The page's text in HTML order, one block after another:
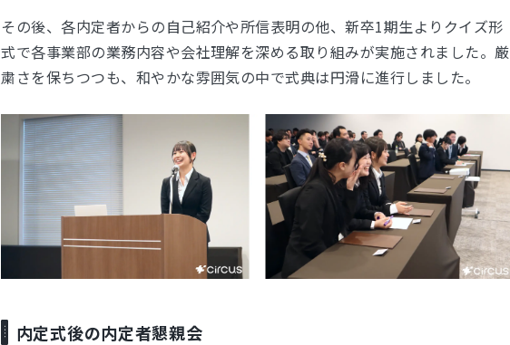
その後、各内定者からの自己紹介や所信表明の他、新卒1期生よりクイズ形
式で各事業部の業務内容や会社理解を深める取り組みが実施されました。厳
粛さを保ちつつも、和やかな雰囲気の中で式典は円滑に進行しました。
内定式後の内定者懇親会